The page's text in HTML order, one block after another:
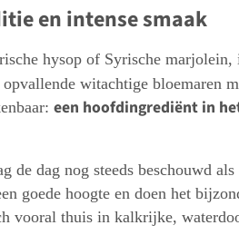
en intense smaak
hysop of Syrische
witachtige
een hoofdingrediënt in
dag nog steeds beschouwd
goede hoogte en doen het
vooral thuis in kalkrijke,